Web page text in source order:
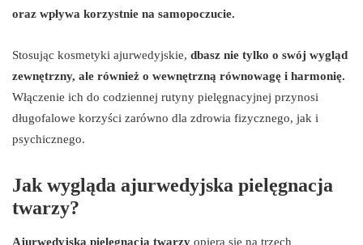
oraz wpływa korzystnie na samopoczucie.
Stosując kosmetyki ajurwedyjskie, dbasz nie tylko o swój wygląd
zewnętrzny, ale również o wewnętrzną równowagę i harmonię.
Włączenie ich do codziennej rutyny pielęgnacyjnej przynosi
długofalowe korzyści zarówno dla zdrowia fizycznego, jak i
psychicznego.
Jak wygląda ajurwedyjska pielęgnacja
twarzy?
Ajurwedyjska pielęgnacja twarzy opiera się na trzech